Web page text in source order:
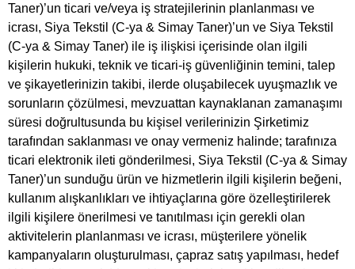
Taner)’un ticari ve/veya iş stratejilerinin planlanması ve
icrası, Siya Tekstil (C-ya & Simay Taner)’un ve Siya Tekstil
(C-ya & Simay Taner) ile iş ilişkisi içerisinde olan ilgili
kişilerin hukuki, teknik ve ticari-iş güvenliğinin temini, talep
ve şikayetlerinizin takibi, ilerde oluşabilecek uyuşmazlık ve
sorunların çözülmesi, mevzuattan kaynaklanan zamanaşımı
süresi doğrultusunda bu kişisel verilerinizin Şirketimiz
tarafından saklanması ve onay vermeniz halinde; tarafınıza
ticari elektronik ileti gönderilmesi, Siya Tekstil (C-ya & Simay
Taner)’un sunduğu ürün ve hizmetlerin ilgili kişilerin beğeni,
kullanım alışkanlıkları ve ihtiyaçlarına göre özelleştirilerek
ilgili kişilere önerilmesi ve tanıtılması için gerekli olan
aktivitelerin planlanması ve icrası, müşterilere yönelik
kampanyaların oluşturulması, çapraz satış yapılması, hedef